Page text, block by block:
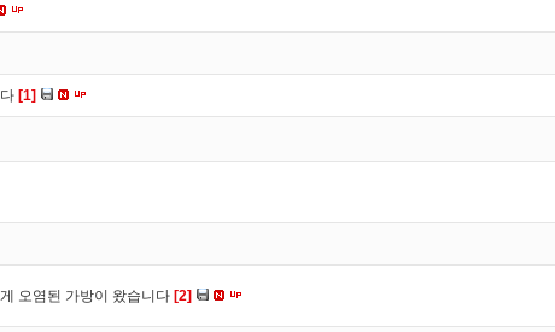
[1]
오염된 가방이 왔습니다 [2]